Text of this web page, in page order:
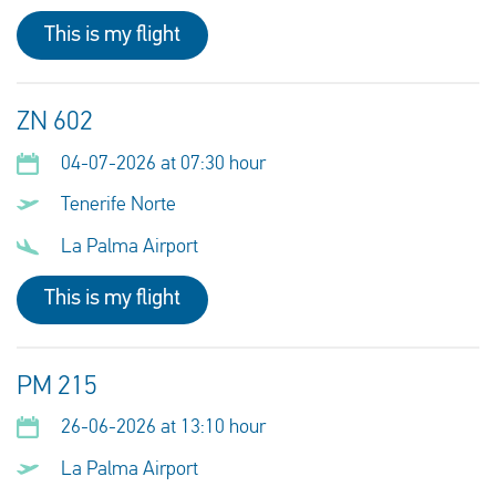
This is my flight
ZN 602
04-07-2026 at 07:30 hour
Tenerife Norte
La Palma Airport
This is my flight
PM 215
26-06-2026 at 13:10 hour
La Palma Airport